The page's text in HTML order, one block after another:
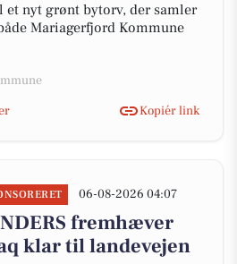
et nyt grønt bytorv, der samler
Mariagerfjord Kommune
Kopiér link
06-08-2026 04:07
fremhæver
klar til landevejen